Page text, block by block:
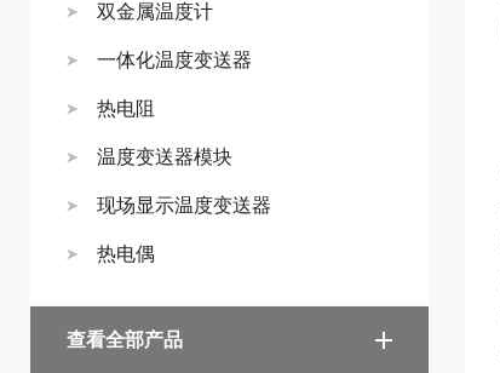
双金属温度计
一体化温度变送器
热电阻
温度变送器模块
现场显示温度变送器
热电偶
查看全部产品